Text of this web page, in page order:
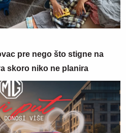
pre nego što stigne na
skoro niko ne planira